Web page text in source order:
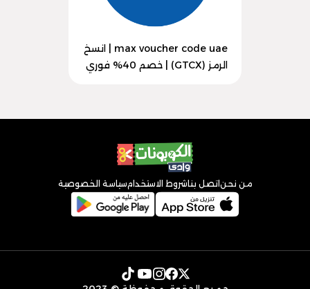
max voucher code uae | انسخ
الرمز (GTCX) | خصم 40% فوري
من نحن اتصل بنا شروط الاستخدامسياسة الخصوصية